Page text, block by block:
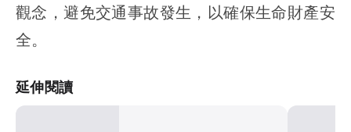
觀念，避免交通事故發生，以確保生命財產安
全。
延伸閱讀